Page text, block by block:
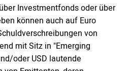
Investmentfonds oder über
können auch auf Euro
von
mit Sitz in "Emerging
oder USD lautende